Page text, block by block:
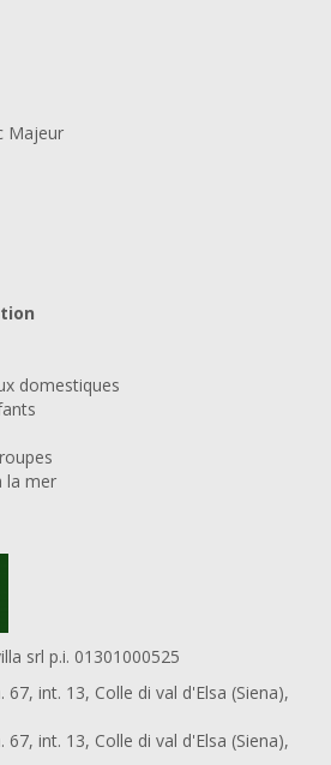
Majeur
domestiques
la mer
srl p.i. 01301000525
67, int. 13, Colle di val d'Elsa (Siena),
67, int. 13, Colle di val d'Elsa (Siena),